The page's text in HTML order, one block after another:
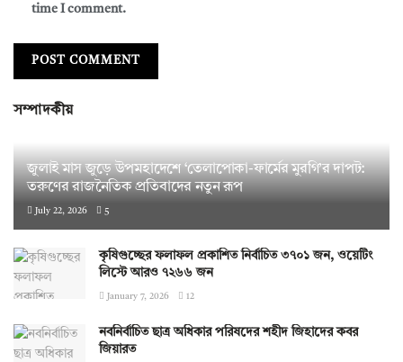
time I comment.
সম্পাদকীয়
জুলাই মাস জুড়ে উপমহাদেশে ‘তেলাপোকা-ফার্মের মুরগি’র দাপট:
তরুণের রাজনৈতিক প্রতিবাদের নতুন রূপ
July 22, 2026 5
কৃষিগুচ্ছের ফলাফল প্রকাশিত নির্বাচিত ৩৭০১ জন, ওয়েটিং
লিস্টে আরও ৭২৬৬ জন
January 7, 2026 12
নবনির্বাচিত ছাত্র অধিকার পরিষদের শহীদ জিহাদের কবর
জিয়ারত